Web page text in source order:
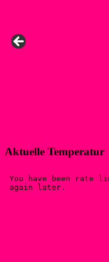
Aktuelle Temperatur